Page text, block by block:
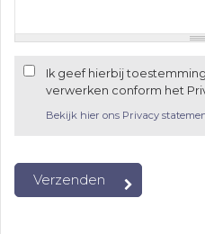
Ik geef hierbij
verwerken conform het
Bekijk hier ons Privacy